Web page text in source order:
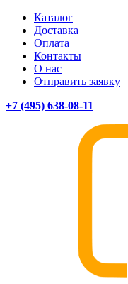
Каталог
Доставка
Оплата
Контакты
О нас
Отправить заявку
+7 (495) 638-08-11